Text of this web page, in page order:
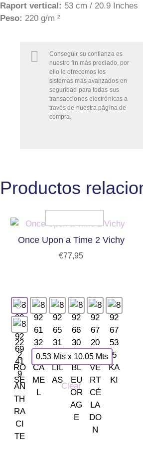
Raport vertical: 53 cm / 20.9 Inches
Peso: 220 g/m ²
Conseguir su confianza es
nuestro fin más preciado, por
ello le ofrecemos los
sistemas más avanzados en
seguridad para todas sus
transacciones electrónicas a
través de nuestra página de
compra.
Productos
Once Upon a Time 2 Vichy
€77,95
0.53 Mts x 10.05 Mts
Clear